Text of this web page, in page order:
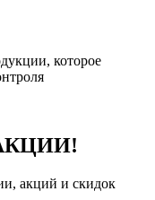
которое
акций и скидок